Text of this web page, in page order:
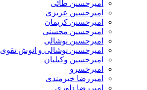
امیرحسین طائی
امیرحسین عزیزی
امیرحسین کریمان
امیرحسین محسنی
امیرحسین نوشالی
امیرحسین نوشالی و انوش تقوی
امیرحسین وکیلیان
امیرخسرو
امیررضا خیرمندی
امیررضا داوری